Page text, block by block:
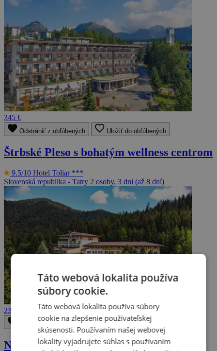
345 €
Odstrániť z obľúbených Uložiť do obľúbených
Štrbské Pleso s bohatým wellness centrom
9.5/10 Hotel Toliar ***
Slovenská republika - Tatry 2 osoby, 3 dni (až 8 dní)
236 €
Odstrániť z obľúbených Uložiť do obľúbených
Nízke Tatry: Pobyt s bazénom
Táto webová lokalita používa
súbory cookie.
Táto webová lokalita používa súbory
cookie na zlepšenie používateľskej
skúsenosti. Používaním našej webovej
lokality vyjadrujete súhlas s používaním